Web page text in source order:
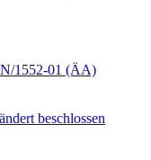
1552-01 (ÄA)
beschlossen